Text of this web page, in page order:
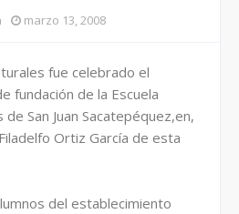
marzo 13, 2008
fue celebrado el
fundación de la Escuela
San Juan Sacatepéquez,en,
Ortiz García de esta
del establecimiento